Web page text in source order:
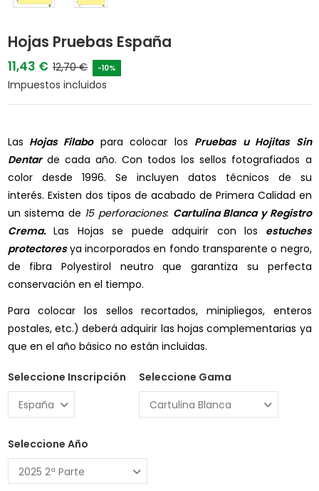
Hojas Pruebas España
11,43 € 12,70 € -10%
Impuestos incluidos
Las Hojas Filabopara colocar los Pruebas u Hojitas Sin
Dentarde cada año. Con todos los sellos fotografiados a
color desde 1996. Se incluyen datos técnicos de su
interés. Existen dos tipos de acabado de Primera Calidad en
un sistema de 15 perforaciones: Cartulina Blanca y Registro
Crema. Las Hojas se puede adquirir con los estuches
protectoresya incorporados en fondo transparente o negro,
de fibra Polyestirol neutro que garantiza su perfecta
conservación en el tiempo.
Para colocar los sellos recortados, minipliegos, enteros
postales, etc.) deberá adquirir las hojas complementarias ya
que en el año básico no están incluidas.
Seleccione Inscripción Seleccione Gama
Seleccione Año